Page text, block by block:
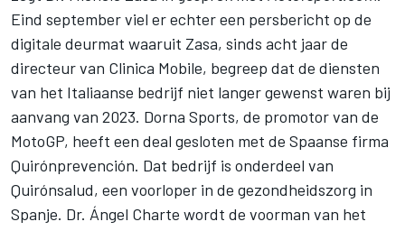
Eind september viel er echter een persbericht op de
digitale deurmat waaruit Zasa, sinds acht jaar de
directeur van Clinica Mobile, begreep dat de diensten
van het Italiaanse bedrijf niet langer gewenst waren bij
aanvang van 2023. Dorna Sports, de promotor van de
MotoGP, heeft een deal gesloten met de Spaanse firma
Quirónprevención. Dat bedrijf is onderdeel van
Quirónsalud, een voorloper in de gezondheidszorg in
Spanje. Dr. Ángel Charte wordt de voorman van het